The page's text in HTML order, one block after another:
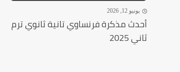
يونيو 12, 2026
أحدث مذكرة فرنساوي تانية ثانوي ترم
ثاني 2025